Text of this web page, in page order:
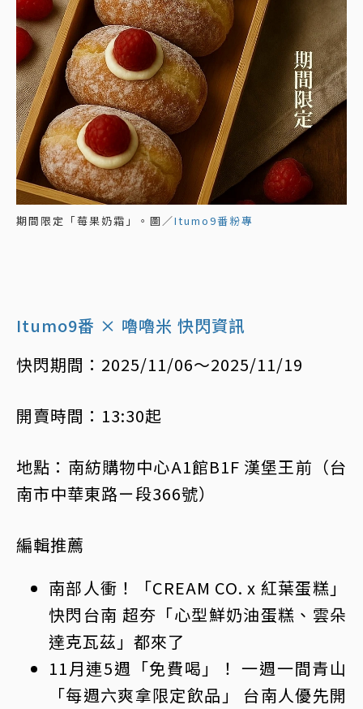
期間限定「莓果奶霜」。圖／Itumo9番粉專
Itumo9番 × 嚕嚕米 快閃資訊
快閃期間：2025/11/06～2025/11/19
開賣時間：13:30起
地點：南紡購物中心A1館B1F 漢堡王前（台
南市中華東路ㄧ段366號）
編輯推薦
南部人衝！「CREAM CO. x 紅葉蛋糕」
快閃台南 超夯「心型鮮奶油蛋糕、雲朵
達克瓦茲」都來了
11月連5週「免費喝」！ 一週一間青山
「每週六爽拿限定飲品」 台南人優先開